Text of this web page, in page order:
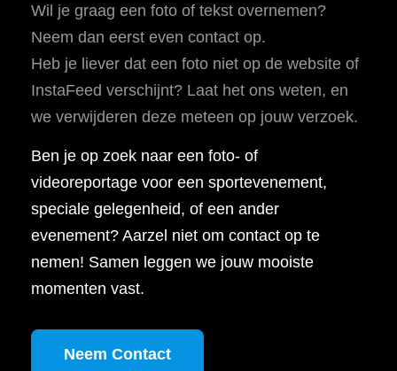
Wil je graag een foto of tekst overnemen?
Neem dan eerst even contact op.
Heb je liever dat een foto niet op de website of
InstaFeed verschijnt? Laat het ons weten, en
we verwijderen deze meteen op jouw verzoek.
Ben je op zoek naar een foto- of
videoreportage voor een sportevenement,
speciale gelegenheid, of een ander
evenement? Aarzel niet om contact op te
nemen! Samen leggen we jouw mooiste
momenten vast.
Neem Contact